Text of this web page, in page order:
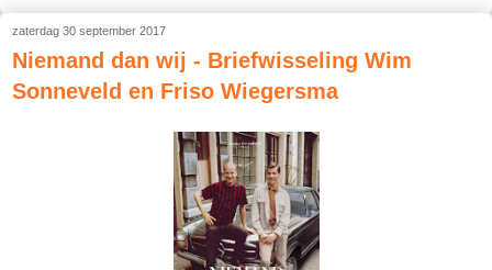
zaterdag 30 september 2017
Niemand dan wij - Briefwisseling Wim
Sonneveld en Friso Wiegersma